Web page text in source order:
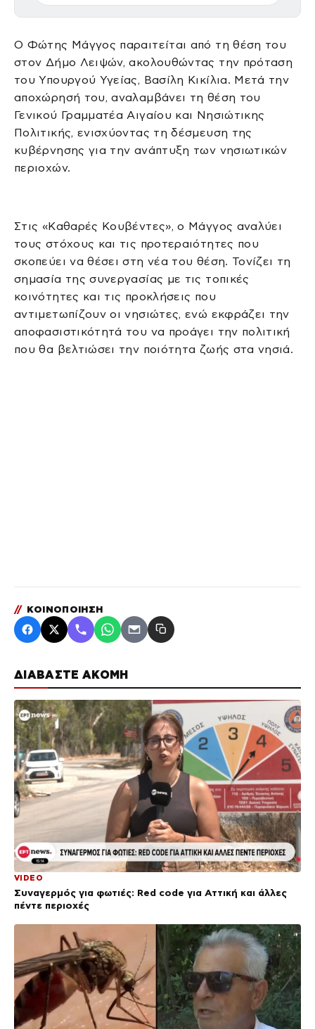
ΔΙΑΒΑΣΤΕ ΑΚΟΜΗ
VIDEO
Συναγερμός για φωτιές: Red code για Αττική και άλλες
πέντε περιοχές
Ο Φώτης Μάγγος παραιτείται από τη θέση του
στον Δήμο Λειψών, ακολουθώντας την πρόταση
του Υπουργού Υγείας, Βασίλη Κικίλια. Μετά την
αποχώρησή του, αναλαμβάνει τη θέση του
Γενικού Γραμματέα Αιγαίου και Νησιώτικης
Πολιτικής, ενισχύοντας τη δέσμευση της
κυβέρνησης για την ανάπτυξη των νησιωτικών
περιοχών.
Στις «Καθαρές Κουβέντες», ο Μάγγος αναλύει
τους στόχους και τις προτεραιότητες που
σκοπεύει να θέσει στη νέα του θέση. Τονίζει τη
σημασία της συνεργασίας με τις τοπικές
κοινότητες και τις προκλήσεις που
αντιμετωπίζουν οι νησιώτες, ενώ εκφράζει την
αποφασιστικότητά του να προάγει την πολιτική
που θα βελτιώσει την ποιότητα ζωής στα νησιά.
// ΚΟΙΝΟΠΟΙΗΣΗ